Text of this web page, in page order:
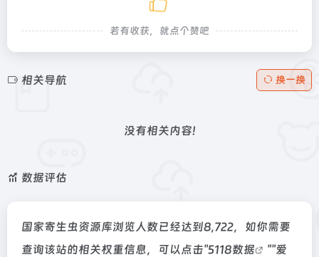
若有收获，就点个赞吧
相关导航 换一换
没有相关内容!
数据评估
国家寄生虫资源库浏览人数已经达到8,722，如你需要
查询该站的相关权重信息，可以点击"5118数据 ""爱